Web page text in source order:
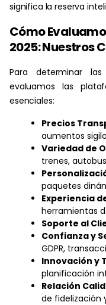
significa la reserva
Cómo
2025: Nuestros
Para determinar
evaluamos las
esenciales:
Precios
aumentos
Variedad de
trenes,
paquetes
Experiencia
herramientas
Soporte al
Confianza y
GDPR,
Innovación y
planificación
Relación
de fidelización